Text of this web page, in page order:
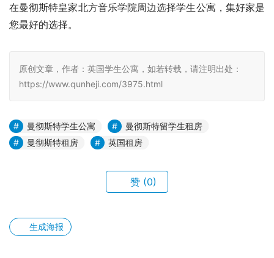
在曼彻斯特皇家北方音乐学院周边选择学生公寓，集好家是
您最好的选择。
原创文章，作者：英国学生公寓，如若转载，请注明出处：
https://www.qunheji.com/3975.html
曼彻斯特学生公寓
曼彻斯特留学生租房
曼彻斯特租房
英国租房
赞 (0)
生成海报